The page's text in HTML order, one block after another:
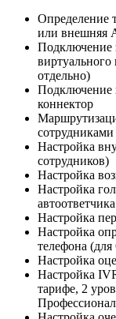
Определение
или внешняя
Подключение
виртуального
отдельно)
Подключение
коннектор
сотрудниками
Настройка
сотрудников)
Настройка
Настройка
автоответчика
Настройка
Настройка
телефона
Настройка
Настройка
тарифе, 2